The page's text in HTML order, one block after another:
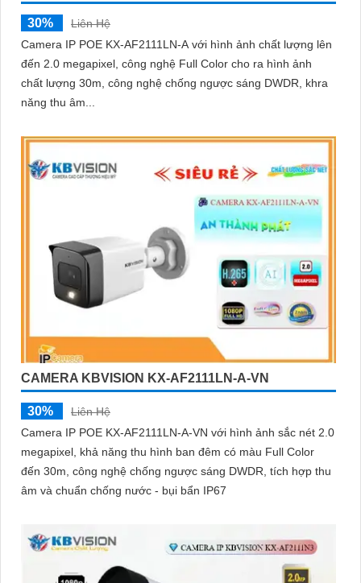
30%
Liên Hệ
Camera IP POE KX-AF2111LN-A với hình ảnh chất lượng lên
đến 2.0 megapixel, công nghệ Full Color cho ra hình ảnh
chất lượng 30m, công nghệ chống ngược sáng DWDR, khra
năng thu âm...
CAMERA KBVISION KX-AF2111LN-A-VN
30%
Liên Hệ
Camera IP POE KX-AF2111LN-A-VN với hình ảnh sắc nét 2.0
megapixel, khả năng thu hình ban đêm có màu Full Color
đến 30m, công nghệ chống ngược sáng DWDR, tích hợp thu
âm và chuẩn chống nước - bụi bẩn IP67